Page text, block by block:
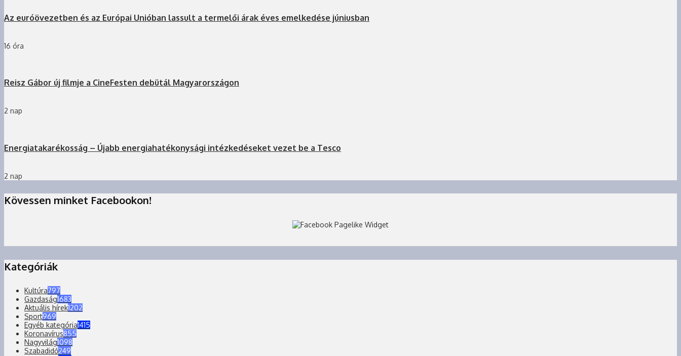
Az euróövezetben és az Európai Unióban lassult a termelői árak éves emelkedése júniusban
16 óra
Reisz Gábor új filmje a CineFesten debütál Magyarországon
2 nap
Energiatakarékosság – Újabb energiahatékonysági intézkedéseket vezet be a Tesco
2 nap
Kövessen minket Facebookon!
Kategóriák
Kultúra797
Gazdaság1683
Aktuális hírek1202
Sport969
Egyéb kategória1415
Koronavírus855
Nagyvilág1098
Szabadidő249